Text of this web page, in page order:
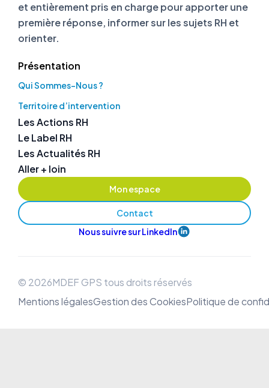
et entièrement pris en charge pour apporter une
première réponse, informer sur les sujets RH et
orienter.
Présentation
Qui Sommes-Nous ?
Territoire d’intervention
Les Actions RH
Le Label RH
Les Actualités RH
Aller + loin
Mon espace
Contact
Nous suivre sur LinkedIn
© 2026MDEF GPS tous droits réservés
Mentions légalesGestion des CookiesPolitique de